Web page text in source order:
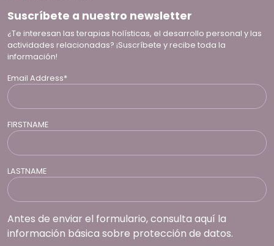
Suscríbete a nuestro newsletter
¿Te interesan las terapias holísticas, el desarrollo personal y las
actividades relacionadas? ¡Suscríbete y recibe toda la
información!
Email Address*
FIRSTNAME
LASTNAME
Antes de enviar el formulario, consulta aquí la
información básica sobre protección de datos.